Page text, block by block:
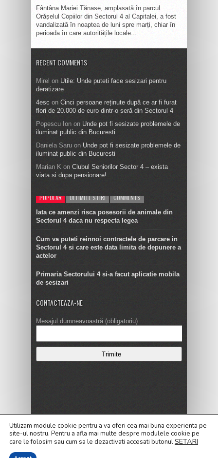
Fântâna Mariei Tănase, amplasată în parcul
Orășelul Copiilor din Sectorul 4 al Capitalei, a fost
vandalizată în noaptea de luni spre marți, chiar în
perioada în care autoritățile locale...
RECENT COMMENTS
Mirel on Utile: Unde puteti face sesizari pentru
deratizare
4esc on Cinci persoane reținute după ce ar fi furat
flori de 20.000 de euro dintr-o seră din Sectorul 4
Popescu Ion on Unde pot fi sesizate problemele de
iluminat public din Bucuresti
Daniela Saru on Unde pot fi sesizate problemele de
iluminat public din Bucuresti
Marian K on Clubul Seniorilor Sector 4 – exista
viata si dupa pensionare!
POPULAR ULTIMELE STIRI COMMENTS
Iata ce amenzi risca posesorii de animale din
Sectorul 4 daca nu respecta legea
Cum va puteti reinnoi contractele de parcare in
Sectorul 4 si care este data limita de depunere a
actelor
Primaria Sectorului 4 si-a facut aplicatie mobila
de sesizari
CONTACTEAZA-NE
Mesajul dumneavoastră (obligatoriu)
Copyright © 2016
ALEGERI LOCALE 2020
Alegeri Prezidentiale 2019
Cele mai noi Stiri
Contact Dezvaluiri Editorial
Galerie
Utilizam module cookie pentru a va oferi cea mai buna experienta pe
site-ul nostru. Pentru a afla mai multe despre modulele cookie pe
care le folosim sau cum sa le dezactivati accesati butonulSETARI